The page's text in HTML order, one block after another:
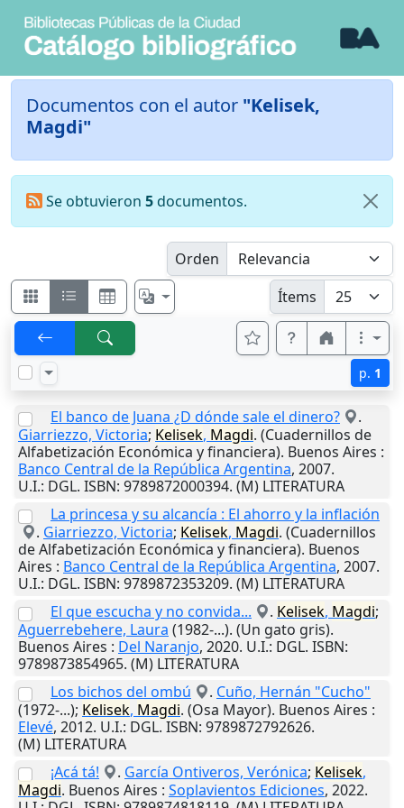
Documentos con el autor "Kelisek,
Magdi"
Se obtuvieron 5documentos.
Orden
Ítems
p. 1
El banco de Juana ¿D dónde sale el dinero?
.
Giarriezzo, Victoria; Kelisek, Magdi. (Cuadernillos de
Alfabetización Económica y financiera). Buenos Aires :
Banco Central de la República Argentina, 2007.
U.I.: DGL. ISBN: 9789872000394. (M) LITERATURA
La princesa y su alcancía : El ahorro y la inflación
. Giarriezzo, Victoria; Kelisek, Magdi. (Cuadernillos
de Alfabetización Económica y financiera). Buenos
Aires : Banco Central de la República Argentina, 2007.
U.I.: DGL. ISBN: 9789872353209. (M) LITERATURA
El que escucha y no convida...
. Kelisek, Magdi;
Aguerrebehere, Laura (1982-...). (Un gato gris).
Buenos Aires : Del Naranjo, 2020. U.I.: DGL. ISBN:
9789873854965. (M) LITERATURA
Los bichos del ombú
. Cuño, Hernán "Cucho"
(1972-...); Kelisek, Magdi. (Osa Mayor). Buenos Aires :
Elevé, 2012. U.I.: DGL. ISBN: 9789872792626.
(M) LITERATURA
¡Acá tá!
. García Ontiveros, Verónica; Kelisek,
Magdi. Buenos Aires : Soplavientos Ediciones, 2022.